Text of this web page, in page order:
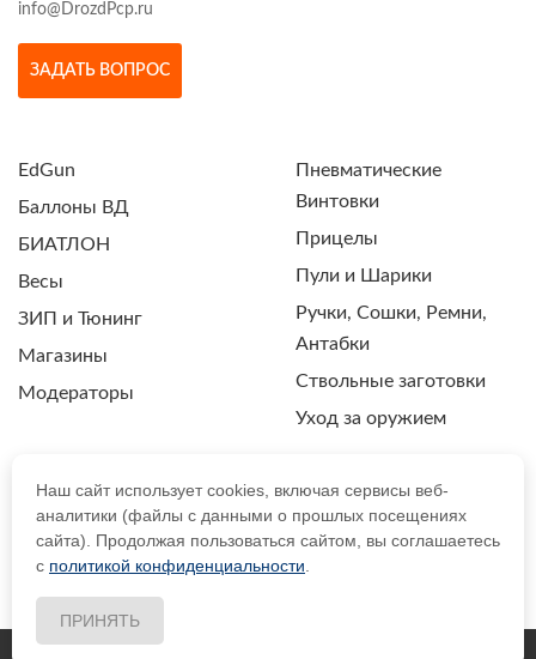
info@DrozdPcp.ru
ЗАДАТЬ ВОПРОС
EdGun
Баллоны ВД
БИАТЛОН
Весы
ЗИП и Тюнинг
Магазины
Модераторы
Пневматические
Винтовки
Прицелы
Пули и Шарики
Ручки, Сошки, Ремни,
Антабки
Ствольные заготовки
Уход за оружием
ПОЛИТИКА КОНФИДЕНЦИАЛЬНОСТИ
Наш сайт использует cookies, включая сервисы веб-
аналитики (файлы с данными о прошлых посещениях
сайта). Продолжая пользоваться сайтом, вы соглашаетесь
с политикой конфиденциальности
ПРИНЯТЬ